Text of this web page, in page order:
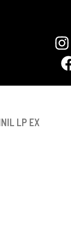
LP EX
VINIL
LP